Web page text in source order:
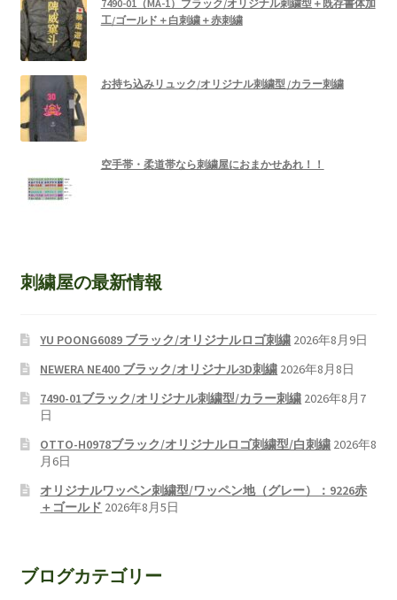
7490-01（MA-1）ブラック/オリジナル刺繍型＋既存書体加
工/ゴールド＋白刺繍＋赤刺繍
お持ち込みリュック/オリジナル刺繍型 /カラー刺繍
空手帯・柔道帯なら刺繍屋におまかせあれ！！
刺繍屋の最新情報
YU POONG6089 ブラック/オリジナルロゴ刺繍 2026年8月9日
NEWERA NE400 ブラック/オリジナル3D刺繍 2026年8月8日
7490-01ブラック/オリジナル刺繍型/カラー刺繍 2026年8月7
日
OTTO-H0978ブラック/オリジナルロゴ刺繍型/白刺繍 2026年8
月6日
オリジナルワッペン刺繍型/ワッペン地（グレー）：9226赤
＋ゴールド 2026年8月5日
ブログカテゴリー